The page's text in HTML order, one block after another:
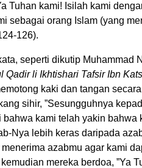
Tuhan kami! Isilah kami
sebagai orang Islam (yang
126).
seperti dikutip Muhammad
Qadir li Ikhtishari Tafsir Ibn
kaki dan tangan
sihir, ”Sesungguhnya
bahwa kami telah yakin
Nya lebih keras daripada
azabmu agar kami
mereka berdoa, ”Ya